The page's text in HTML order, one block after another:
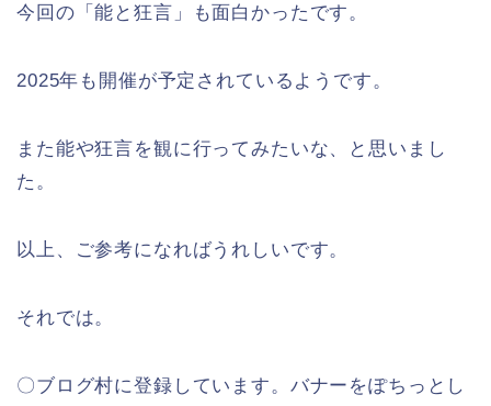
今回の「能と狂言」も面白かったです。
2025年も開催が予定されているようです。
また能や狂言を観に行ってみたいな、と思いまし
た。
以上、ご参考になればうれしいです。
それでは。
〇ブログ村に登録しています。バナーをぽちっとし